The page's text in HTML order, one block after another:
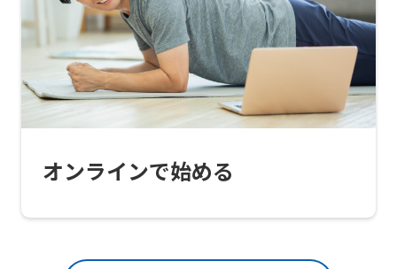
オンラインで始める
page.
However,
if
you
use
an
automatic
translation